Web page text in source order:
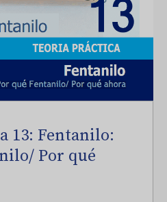
13: Fentanilo:
Por qué